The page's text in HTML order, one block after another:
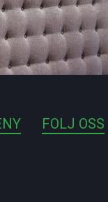
FOLJ OSS